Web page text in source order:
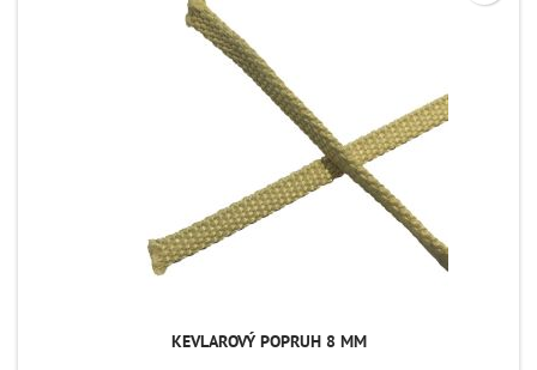
KEVLAROVÝ POPRUH 8 MM